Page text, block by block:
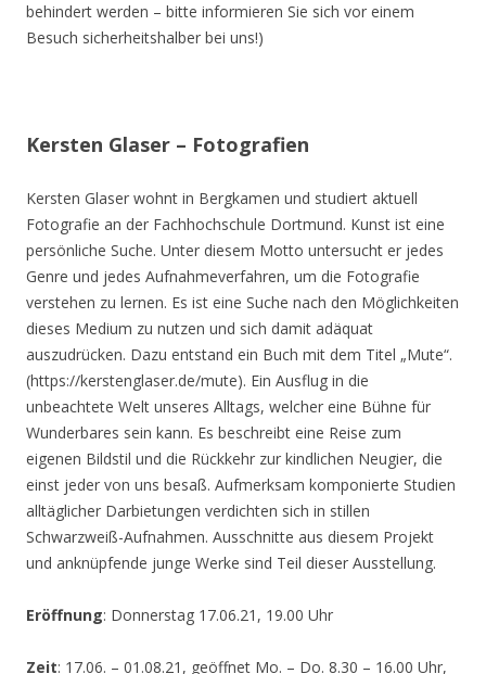
behindert werden – bitte informieren Sie sich vor einem
Besuch sicherheitshalber bei uns!)
Kersten Glaser – Fotografien
Kersten Glaser wohnt in Bergkamen und studiert aktuell
Fotografie an der Fachhochschule Dortmund. Kunst ist eine
persönliche Suche. Unter diesem Motto untersucht er jedes
Genre und jedes Aufnahmeverfahren, um die Fotografie
verstehen zu lernen. Es ist eine Suche nach den Möglichkeiten
dieses Medium zu nutzen und sich damit adäquat
auszudrücken. Dazu entstand ein Buch mit dem Titel „Mute“.
(https://kerstenglaser.de/mute). Ein Ausflug in die
unbeachtete Welt unseres Alltags, welcher eine Bühne für
Wunderbares sein kann. Es beschreibt eine Reise zum
eigenen Bildstil und die Rückkehr zur kindlichen Neugier, die
einst jeder von uns besaß. Aufmerksam komponierte Studien
alltäglicher Darbietungen verdichten sich in stillen
Schwarzweiß-Aufnahmen. Ausschnitte aus diesem Projekt
und anknüpfende junge Werke sind Teil dieser Ausstellung.
Eröffnung: Donnerstag 17.06.21, 19.00 Uhr
Zeit: 17.06. – 01.08.21, geöffnet Mo. – Do. 8.30 – 16.00 Uhr,